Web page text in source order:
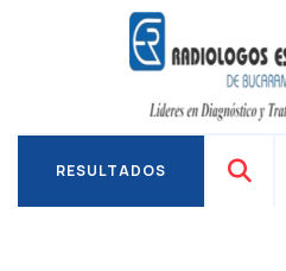
RESULTADOS